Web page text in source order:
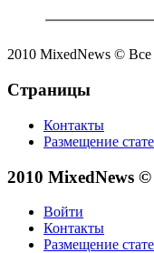
2010 MixedNews ©
Страницы
Контакты
Размещение
2010 MixedNews
Войти
Контакты
Размещение